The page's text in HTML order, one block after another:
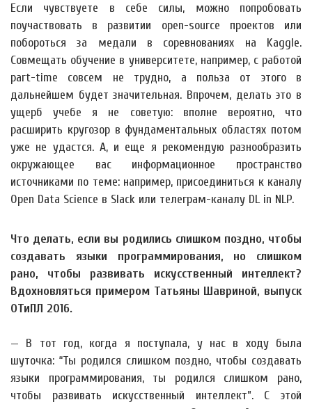
Если чувствуете в себе силы, можно попробовать
поучаствовать в развитии open-source проектов или
побороться за медали в соревнованиях на Kaggle.
Совмещать обучение в университете, например, с работой
part-time совсем не трудно, а польза от этого в
дальнейшем будет значительная. Впрочем, делать это в
ущерб учебе я не советую: вполне вероятно, что
расширить кругозор в фундаментальных областях потом
уже не удастся. А, и еще я рекомендую разнообразить
окружающее вас информационное пространство
источниками по теме: например, присоединиться к каналу
Open Data Science в Slack или телеграм-каналу DL in NLP.
Что делать, если вы родились слишком поздно, чтобы
создавать языки программирования, но слишком
рано, чтобы развивать искусственный интеллект?
Вдохновляться примером Татьяны Шавриной, выпуск
ОТиПЛ 2016.
— В тот год, когда я поступала, у нас в ходу была
шуточка: “Ты родился слишком поздно, чтобы создавать
языки программирования, ты родился слишком рано,
чтобы развивать искусственный интеллект”. С этой